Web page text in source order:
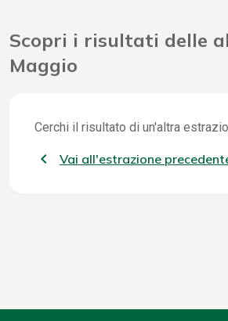
Scopri i risultati delle
Maggio
Cerchi il risultato di un'altra
Vai all'estrazione